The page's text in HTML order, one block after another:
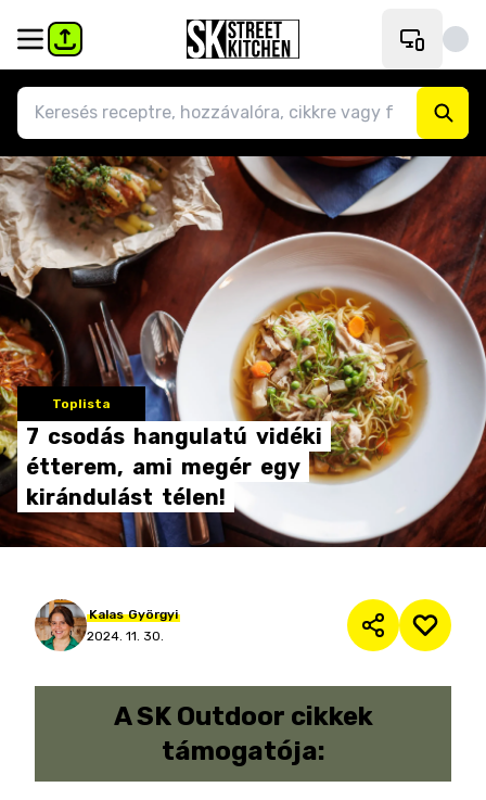
Toplista
7 csodás hangulatú vidéki
étterem, ami megér egy
kirándulást télen!
Kalas Györgyi
2024. 11. 30.
ASK Outdoor cikkek
támogatója: